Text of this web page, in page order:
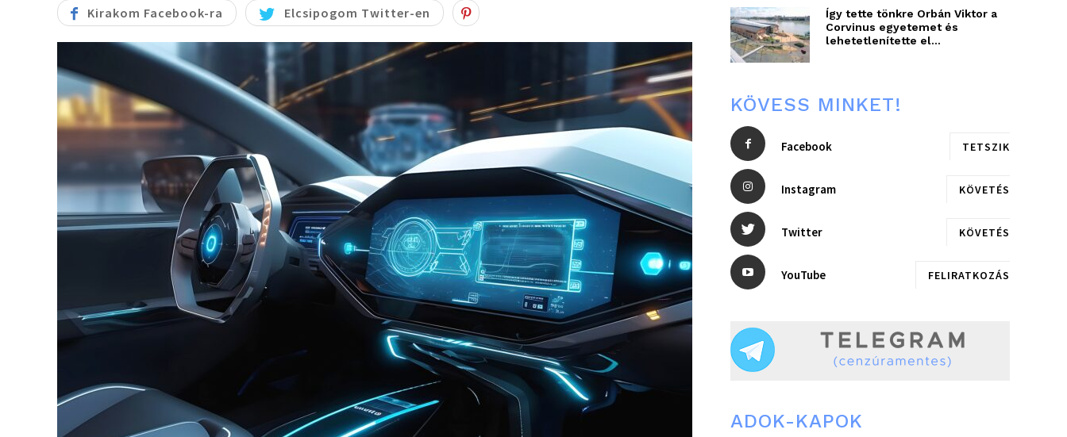
Kirakom Facebook-ra Elcsipogom Twitter-en
Így tette tönkre Orbán Viktor a
Corvinus egyetemet és
lehetetlenítette el...
KÖVESS MINKET!
Facebook TETSZIK
Instagram KÖVETÉS
Twitter KÖVETÉS
YouTube FELIRATKOZÁS
ADOK-KAPOK